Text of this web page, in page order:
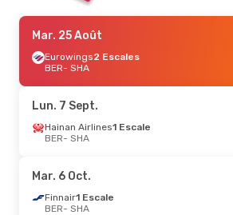
Mar. 25 Août
Eurowings2 Escales
BER- SHA
Lun. 7 Sept.
Hainan Airlines1 Escale
BER- SHA
Mar. 6 Oct.
Finnair1 Escale
BER- SHA